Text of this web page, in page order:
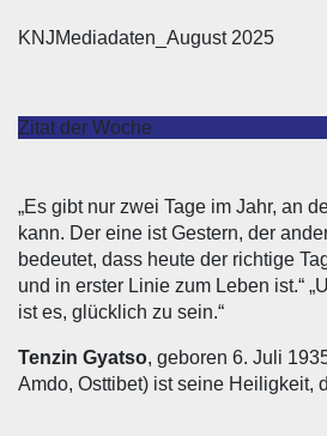
KNJMediadaten_August 2025
Zitat der Woche
„Es gibt nur zwei Tage im Jahr, an
kann. Der eine ist Gestern, der
bedeutet, dass heute der richtige
und in erster Linie zum Leben ist.“
ist es, glücklich zu sein.“
Tenzin Gyatso, geboren 6. Juli
Amdo, Osttibet) ist seine Heiligkeit,